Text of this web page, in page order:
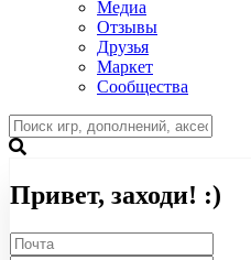
Медиа
Отзывы
Друзья
Маркет
Сообщества
Привет, заходи! :)